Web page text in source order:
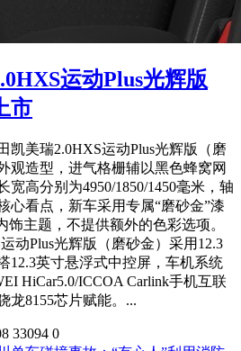
运动Plus光辉版
市
凯美瑞2.0HXS运动Plus光辉版（磨
观造型，进气格栅辅以黑色蜂窝网
宽高分别为4950/1850/1450毫米，轴
心看点，新车采用专属“磨砂金”漆
饰主题，不提供额外的色彩选项。
动Plus光辉版（磨砂金）采用12.3
12.3英寸悬浮式中控屏，车机系统
HiCar5.0/ICCOA Carlink手机互联
龙8155芯片赋能。...
33094 0